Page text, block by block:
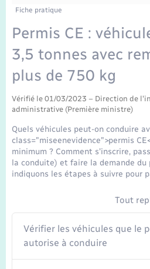
Mariage – PACS
Parrainage civil
Fiche pratique
Permis CE :
3,5 tonnes avec
plus de 750 kg
Vérifié le 01/03/2023 – Direction de
administrative (Première ministre)
Quels véhicules peut-on conduire
class="miseenevidence">permis
minimum ? Comment s'inscrire,
la conduite) et faire la demande du
indiquons les étapes à suivre pour
Tout
Vérifier les véhicules que le
autorise à conduire